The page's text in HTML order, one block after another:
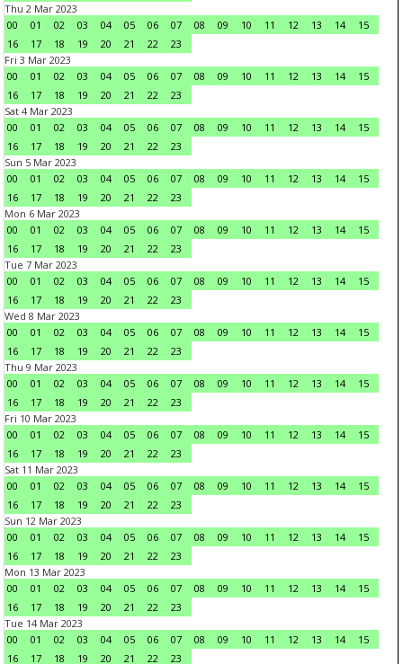
Thu 2 Mar 2023
00
01 02 03 04 05 06 07 08 09 10 11 12 13 14
15
16
17 18 19 20 21 22
23
Fri 3 Mar 2023
00
01 02 03 04 05 06 07 08 09 10 11 12 13 14
15
16
17 18 19 20 21 22
23
Sat 4 Mar 2023
00
01 02 03 04 05 06 07 08 09 10 11 12 13 14
15
16
17 18 19 20 21 22
23
Sun 5 Mar 2023
00
01 02 03 04 05 06 07 08 09 10 11 12 13 14
15
16
17 18 19 20 21 22
23
Mon 6 Mar 2023
00
01 02 03 04 05 06 07 08 09 10 11 12 13 14
15
16
17 18 19 20 21 22
23
Tue 7 Mar 2023
00
01 02 03 04 05 06 07 08 09 10 11 12 13 14
15
16
17 18 19 20 21 22
23
Wed 8 Mar 2023
00
01 02 03 04 05 06 07 08 09 10 11 12 13 14
15
16
17 18 19 20 21 22
23
Thu 9 Mar 2023
00
01 02 03 04 05 06 07 08 09 10 11 12 13 14
15
16
17 18 19 20 21 22
23
Fri 10 Mar 2023
00
01 02 03 04 05 06 07 08 09 10 11 12 13 14
15
16
17 18 19 20 21 22
23
Sat 11 Mar 2023
00
01 02 03 04 05 06 07 08 09 10 11 12 13 14
15
16
17 18 19 20 21 22
23
Sun 12 Mar 2023
00
01 02 03 04 05 06 07 08 09 10 11 12 13 14
15
16
17 18 19 20 21 22
23
Mon 13 Mar 2023
00
01 02 03 04 05 06 07 08 09 10 11 12 13 14
15
16
17 18 19 20 21 22
23
Tue 14 Mar 2023
00
01 02 03 04 05 06 07 08 09 10 11 12 13 14
15
16
17 18 19 20 21 22 23